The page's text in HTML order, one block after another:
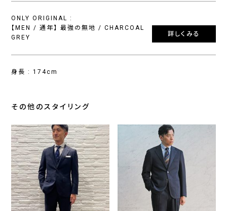
ONLY ORIGINAL :
【MEN / 通年】 最強の無地 / CHARCOAL
GREY
詳しくみる
身長 : 174cm
その他のスタイリング